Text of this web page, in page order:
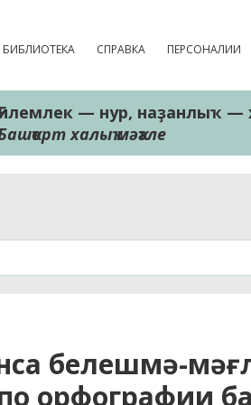
БИБЛИОТЕКА СПРАВКА ПЕРСОНАЛИИ
— нур, наҙанлыҡ —
халыҡ мәҡәле
белешмә-
орфографии